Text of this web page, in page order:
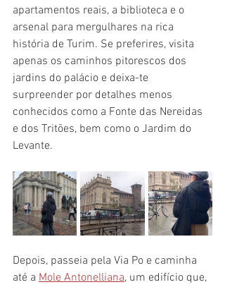
apartamentos reais, a biblioteca e o
arsenal para mergulhares na rica
história de Turim. Se preferires, visita
apenas os caminhos pitorescos dos
jardins do palácio e deixa-te
surpreender por detalhes menos
conhecidos como a Fonte das Nereidas
e dos Tritões, bem como o Jardim do
Levante.
Depois, passeia pela Via Po e caminha
até a Mole Antonelliana, um edifício que,